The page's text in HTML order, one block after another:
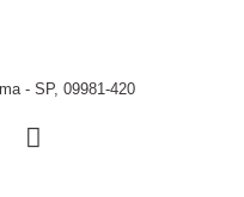
- SP, 09981-420